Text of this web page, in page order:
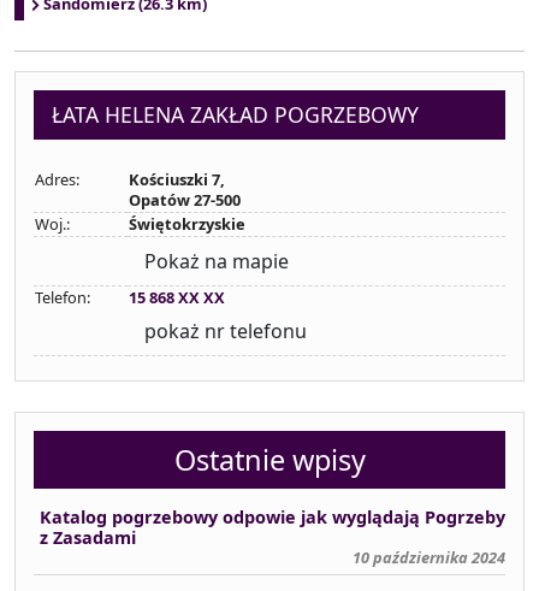
ŁATA HELENA ZAKŁAD POGRZEBOWY
Adres:
Kościuszki 7,
Opatów 27-500
Woj.:
Świętokrzyskie
Pokaż na mapie
Telefon: 15 868 XX XX
pokaż nr telefonu
Ostatnie wpisy
Katalog pogrzebowy odpowie jak wyglądają Pogrzeby
z Zasadami
10 października 2024